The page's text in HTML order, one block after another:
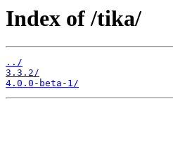
Index of /tika/
../
3.3.2/
4.0.0-beta-1/